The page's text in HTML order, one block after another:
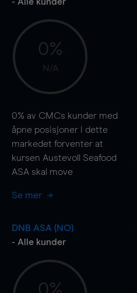
0%
N/A
0% av CMCs kunder med
åpne posisjoner i dette
markedet forventer at
kursen Austevoll Seafood
ASA skal move
Se mer
DNB ASA (NO)
- Alle kunder